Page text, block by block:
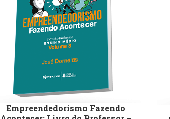
Empreendedorismo Fazendo